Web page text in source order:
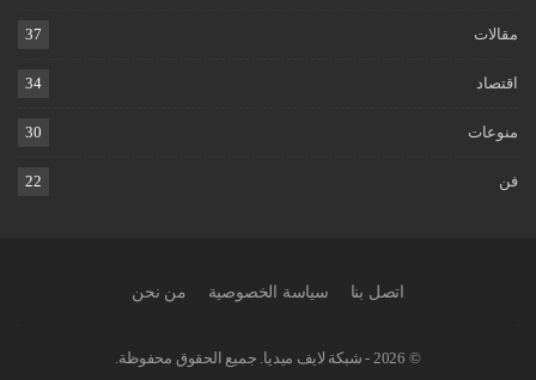
مقالات 37
اقتصاد 34
منوعات 30
فن 22
اتصل بنا سياسة الخصوصية من نحن
© 2026 - شبكة لايف ميديا. جميع الحقوق محفوظة.